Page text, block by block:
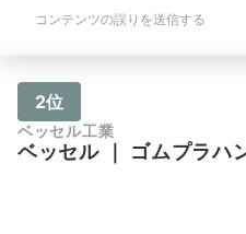
コンテンツの誤りを送信する
2位
ベッセル工業
ベッセル｜ ゴムプラハ